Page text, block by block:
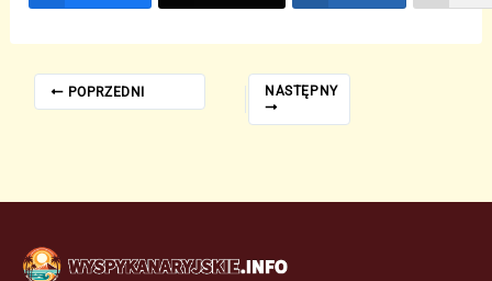
POPRZEDNI NASTĘPNY